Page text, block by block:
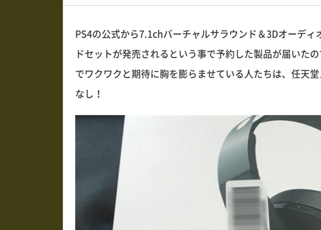
PS4の公式から7.1chバーチャルサラウンド＆3Dオーデ
ドセットが発売されるという事で予約した製品が届いた
でワクワクと期待に胸を膨らませている人たちは、任天
なし！